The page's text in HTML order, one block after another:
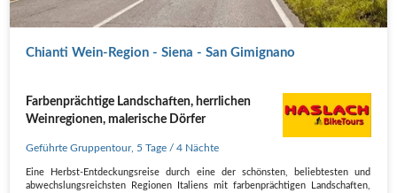
Chianti Wein-Region - Siena - San Gimignano
Farbenprächtige Landschaften, herrlichen
Weinregionen, malerische Dörfer
Geführte Gruppentour, 5 Tage / 4 Nächte
Eine Herbst-Entdeckungsreise durch eine der schönsten, beliebtesten und
abwechslungsreichsten Regionen Italiens mit farbenprächtigen Landschaften,